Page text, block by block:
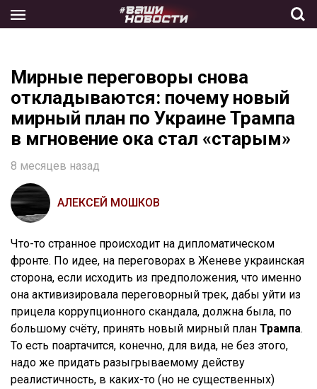
the
Мирные переговоры снова
откладываются: почему новый
мирный план по Украине Трампа
в мгновение ока стал «старым»
8 месяцев назад
АЛЕКСЕЙ МОШКОВ
Что-то странное происходит на дипломатическом
фронте. По идее, на переговорах в Женеве украинская
сторона, если исходить из предположения, что именно
она активизировала переговорный трек, дабы уйти из
прицела коррупционного скандала, должна была, по
большому счёту, принять новый мирный план Трампа.
То есть поартачится, конечно, для вида, не без этого,
надо же придать разыгрываемому действу
реалистичность, в каких-то (но не существенных)